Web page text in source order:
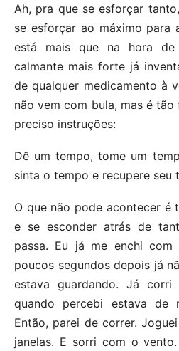
Ah, pra que se esforçar
se esforçar ao máximo para
está mais que na hora
calmante mais forte já
de qualquer medicamento à
não vem com bula, mas é
preciso instruções:
Dê um tempo, tome um
sinta o tempo e recupere seu
O que não pode acontecer é
e se esconder atrás de
passa. Eu já me enchi com
poucos segundos depois já
estava guardando. Já
quando percebi estava de
Então, parei de correr.
janelas. E sorri com o